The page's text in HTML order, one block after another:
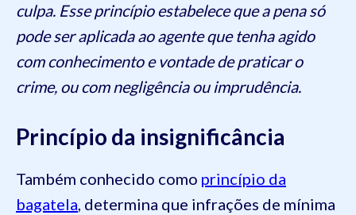
culpa. Esse princípio estabelece que a pena só
pode ser aplicada ao agente que tenha agido
com conhecimento e vontade de praticar o
crime, ou com negligência ou imprudência.
Princípio da insignificância
Também conhecido como princípio da
bagatela, determina que infrações de mínima